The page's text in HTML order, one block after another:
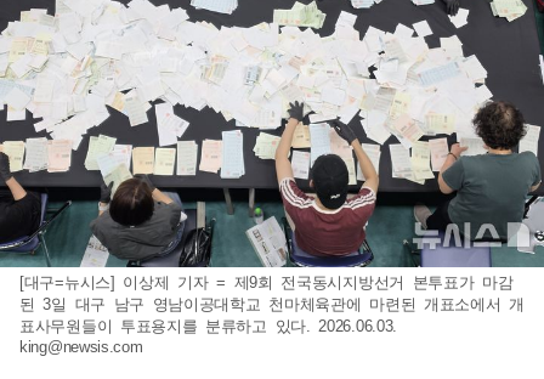
[대구=뉴시스] 이상제 기자 = 제9회 전국동시지방선거 본투표가 마감
된 3일 대구 남구 영남이공대학교 천마체육관에 마련된 개표소에서 개
표사무원들이 투표용지를 분류하고 있다. 2026.06.03.
king@newsis.com